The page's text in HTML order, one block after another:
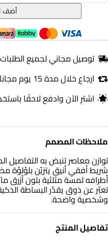
ملاحظات المصمم
توازن معاصر تنبض به التفاصيل
شريط أفقي أنيق يتزيّن بلؤلؤة
أطرافه لمسة مثلثية بلون
تعبّر عن ذوق يقدّر البساطة
وشخصية واضحة.
تفاصيل المنتج
أضف
توصيل مجاني لجميع الطلبات
ارجاع خلال مدة 15 يوم مجانا
اشترِ الآن وادفع لاحقًا